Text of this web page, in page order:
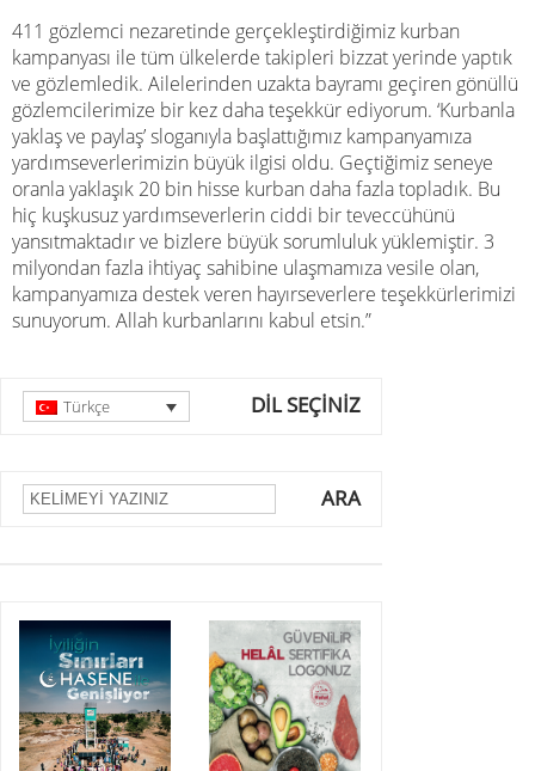
411 gözlemci nezaretinde gerçekleştirdiğimiz kurban
kampanyası ile tüm ülkelerde takipleri bizzat yerinde yaptık
ve gözlemledik. Ailelerinden uzakta bayramı geçiren gönüllü
gözlemcilerimize bir kez daha teşekkür ediyorum. ‘Kurbanla
yaklaş ve paylaş’ sloganıyla başlattığımız kampanyamıza
yardımseverlerimizin büyük ilgisi oldu. Geçtiğimiz seneye
oranla yaklaşık 20 bin hisse kurban daha fazla topladık. Bu
hiç kuşkusuz yardımseverlerin ciddi bir teveccühünü
yansıtmaktadır ve bizlere büyük sorumluluk yüklemiştir. 3
milyondan fazla ihtiyaç sahibine ulaşmamıza vesile olan,
kampanyamıza destek veren hayırseverlere teşekkürlerimizi
sunuyorum. Allah kurbanlarını kabul etsin.”
DİL SEÇİNİZ
Türkçe
ARA